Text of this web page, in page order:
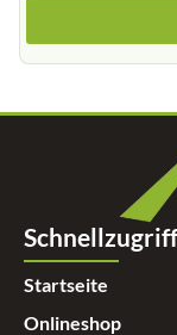
Schnellzugriff
Startseite
Onlineshop